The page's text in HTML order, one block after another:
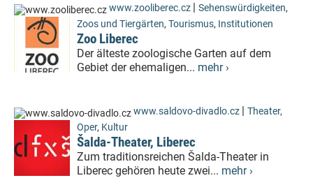
www.zooliberec.cz | Sehenswürdigkeiten,
Zoos und Tiergärten, Tourismus, Institutionen
Zoo Liberec
Der älteste zoologische Garten auf dem
Gebiet der ehemaligen... mehr ›
www.saldovo-divadlo.cz | Theater,
Oper, Kultur
Šalda-Theater, Liberec
Zum traditionsreichen Šalda-Theater in
Liberec gehören heute zwei... mehr ›